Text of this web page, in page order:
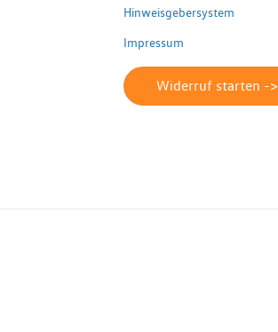
Hinweisgebersystem
Impressum
Widerruf starten ->